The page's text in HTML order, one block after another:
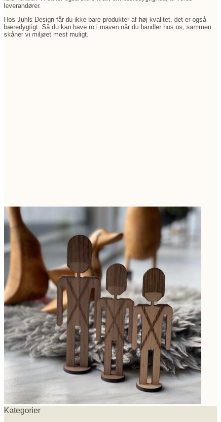
leverandører.
Hos Juhls Design får du ikke bare produkter af høj kvalitet, det er også
bæredygtigt. Så du kan have ro i maven når du handler hos os, sammen
skåner vi miljøet mest muligt.
Kategorier